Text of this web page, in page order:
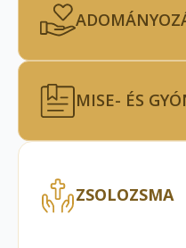
MISE- ÉS
ZSOLOZSMA